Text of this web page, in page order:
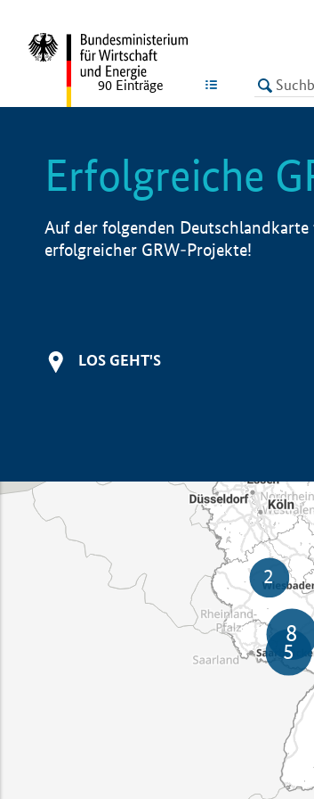
LISTE
90 Einträge
Erfolgreiche
Auf der folgenden
erfolgreicher GRW-Projekte!
LOS GEHT'S